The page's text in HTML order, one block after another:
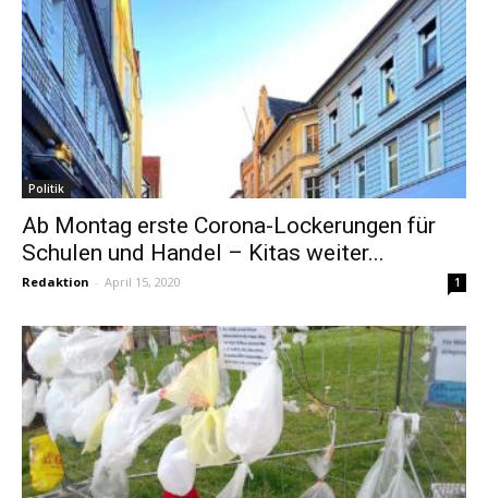
Politik
Ab Montag erste Corona-Lockerungen für
Schulen und Handel – Kitas weiter...
Redaktion - April 15, 2020 1